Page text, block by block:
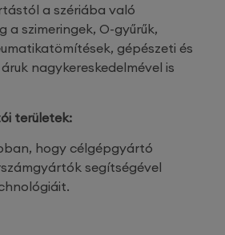
a szériába való
a szimeringek, O-gyűrűk,
gépészeti és
nagykereskedelmével is
területek:
hogy célgépgyártó
segítségével